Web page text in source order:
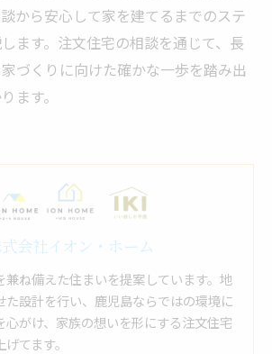
から安心して家を建てるまでのステ
ます。注文住宅の相談を通じて、長
づくりに向けた確かな一歩を踏み出
ます。
会社イオン・ホーム
兼ね備えた住まいを提案しています。地
た設計を行い、鹿児島ならではの環境に
心がけ、家族の想いを形にする注文住宅
てます。